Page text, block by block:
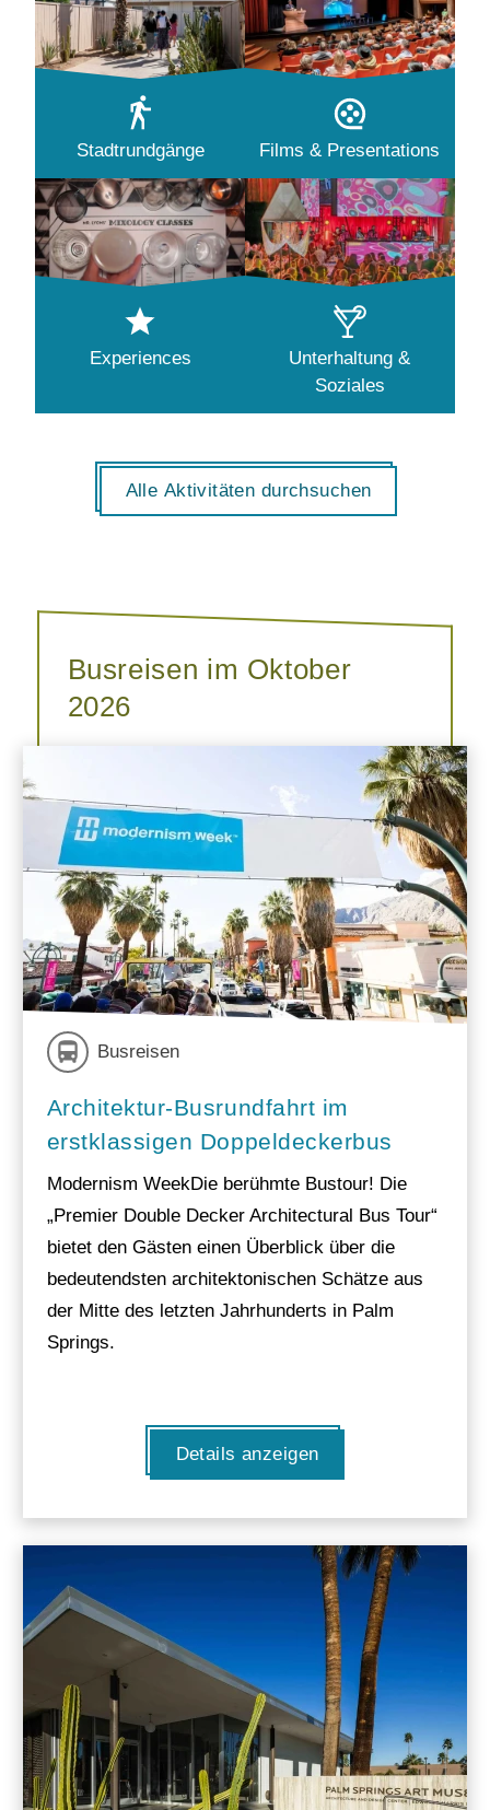
Stadtrundgänge Films & Presentations
Experiences
Unterhaltung &
Soziales
Alle Aktivitäten durchsuchen
Busreisen im Oktober
2026
Busreisen
Architektur-Busrundfahrt im
erstklassigen Doppeldeckerbus
Modernism WeekDie berühmte Bustour! Die
„Premier Double Decker Architectural Bus Tour“
bietet den Gästen einen Überblick über die
bedeutendsten architektonischen Schätze aus
der Mitte des letzten Jahrhunderts in Palm
Springs.
Details anzeigen